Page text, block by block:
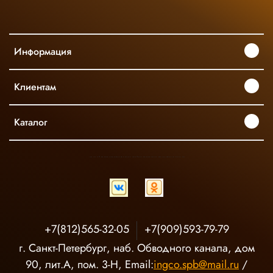
Информация
Клиентам
Каталог
+7(812)565-32-05
+7(909)593-79-79
г. Санкт-Петербург, наб. Обводного канала, дом
90, лит.А, пом. 3-Н, Email:ingco.spb@mail.ru/